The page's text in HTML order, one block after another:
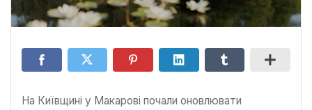
На Київщині у Макарові почали оновлювати